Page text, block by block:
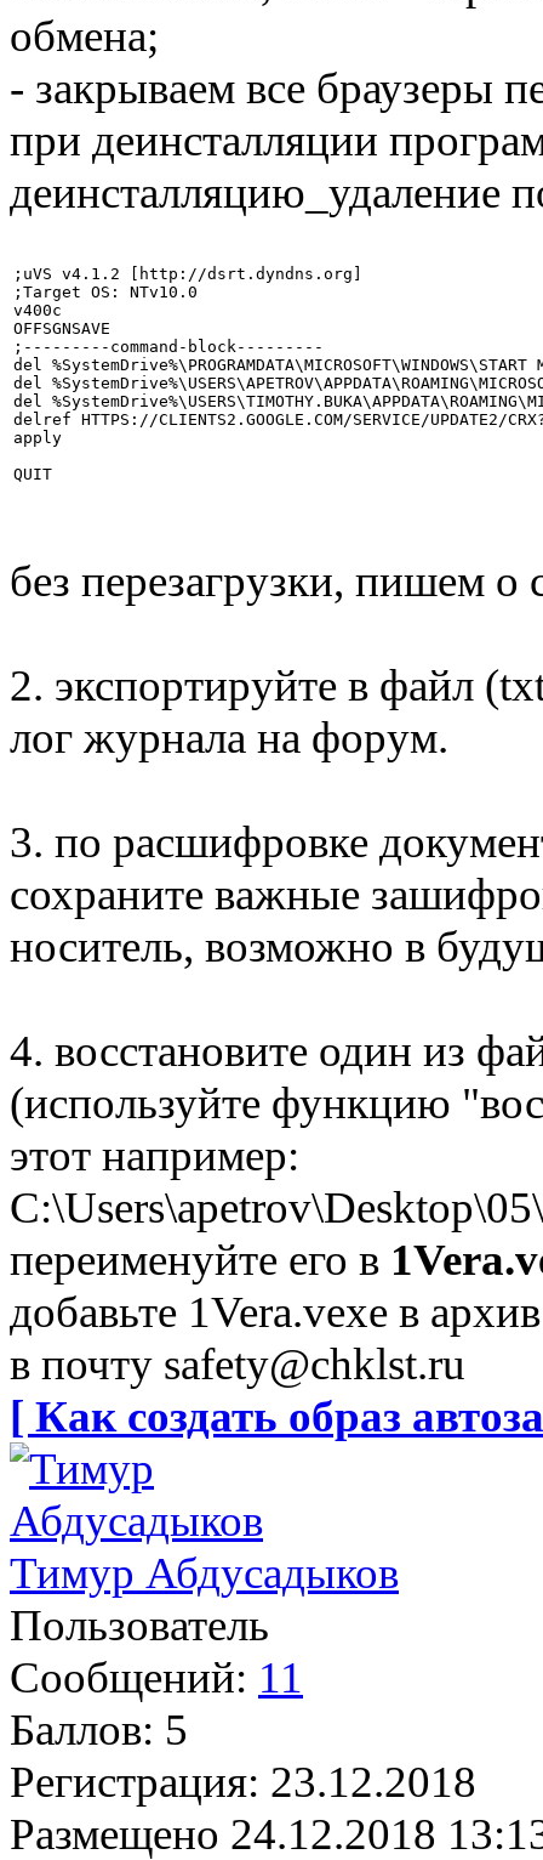
обмена;
- закрываем все браузеры
при деинсталляции
деинсталляцию_удаление
;uVS v4.1.2 [http://dsrt.dyndns.org]
;Target OS: NTv10.0
v400c
OFFSGNSAVE
;---------command-block---------
del
del
del
delref HTTPS://CLIENTS2.GOOGLE.COM/SERVICE/UPDATE2/
apply
без перезагрузки, пишем
2. экспортируйте в файл
лог журнала на форум.
3. по расшифровке
сохраните важные
носитель, возможно в
4. восстановите один из
(используйте функцию
этот например:
переименуйте его в
добавьте 1Vera.vexe в
в почту safety@chklst.ru
[ Как создать образ
Тимур Абдусадыков
Пользователь
Сообщений: 11
Баллов: 5
Регистрация: 23.12.2018
Размещено 24.12.2018